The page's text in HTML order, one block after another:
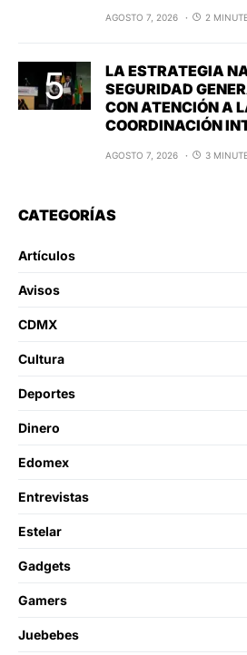
AGOSTO 7, 2026 2
LA ESTRATEGIA
SEGURIDAD
CON ATENCIÓN A
COORDINACIÓN
AGOSTO 7, 2026 3
CATEGORÍAS
Artículos
Avisos
CDMX
Cultura
Deportes
Dinero
Edomex
Entrevistas
Estelar
Gadgets
Gamers
Juebebes